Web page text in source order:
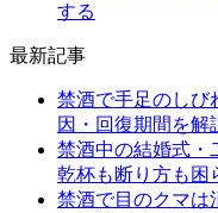
する
最新記事
禁酒で手足のしび
因・回復期間を解
禁酒中の結婚式
乾杯も断り方も困
禁酒で目のクマは